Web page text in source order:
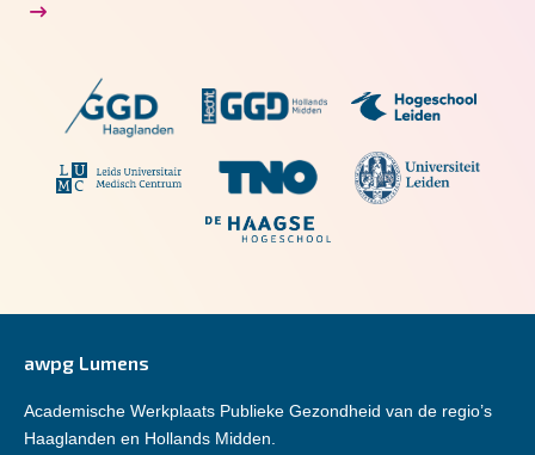
awpg Lumens
Academische Werkplaats Publieke Gezondheid van de regio’s
Haaglanden en Hollands Midden.